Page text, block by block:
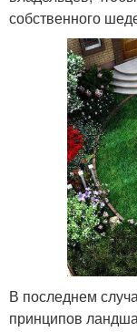
собственного
В последнем
принципов